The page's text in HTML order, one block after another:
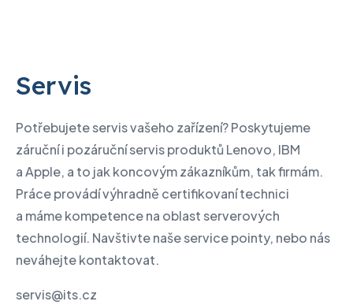
Servis
Potřebujete servis vašeho zařízení? Poskytujeme
záruční i pozáruční servis produktů Lenovo, IBM
a Apple, a to jak koncovým zákazníkům, tak firmám.
Práce provádí výhradně certifikovaní technici
a máme kompetence na oblast serverových
technologií. Navštivte naše service pointy, nebo nás
neváhejte kontaktovat.
servis@its.cz